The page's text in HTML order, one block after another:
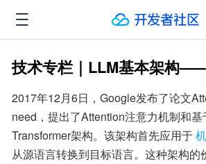
技术专栏｜LLM基本架构
2017年12月6日，Google发布了论文
need，提出了Attention注意力机制和基
Transformer架构。该架构首先应用于
从源语言转换到目标语言。这种架构的